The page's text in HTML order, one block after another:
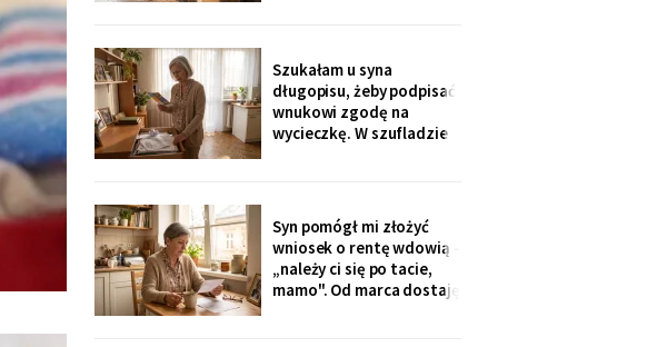
czternastej. Siedem
minut później dzwonił
telefon: „czemu nie ma
zdjęcia, coś się stało?!".
Babeczki
Szukałam u syna
długopisu, żeby podpisać
wnukowi zgodę na
wycieczkę. W szufladzie
ołówkiem: «od
stycznia?».
Syn pomógł mi złożyć
wniosek o rentę wdowią -
„należy ci się po tacie,
mamo". Od marca dostaję